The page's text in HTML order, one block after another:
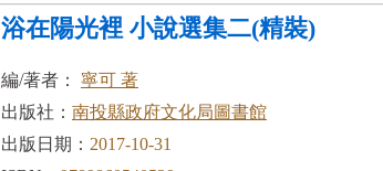
浴在陽光裡 小說選集二(精裝)
編/著者： 寧可 著
出版社： 南投縣政府文化局圖書館
出版日期： 2017-10-31